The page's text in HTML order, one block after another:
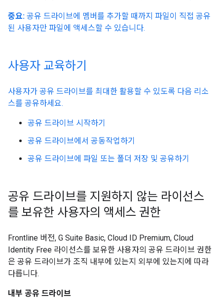
중요: 공유 드라이브에 멤버를 추가할 때까지 파일이 직접 공유
된 사용자만 파일에 액세스할 수 있습니다.
사용자 교육하기
사용자가 공유 드라이브를 최대한 활용할 수 있도록 다음 리소
스를 공유하세요.
공유 드라이브 시작하기
공유 드라이브에서 공동작업하기
공유 드라이브에 파일 또는 폴더 저장 및 공유하기
공유 드라이브를 지원하지 않는 라이선스
를 보유한 사용자의 액세스 권한
Frontline 버전, G Suite Basic, Cloud ID Premium, Cloud
Identity Free 라이선스를 보유한 사용자의 공유 드라이브 권한
은 공유 드라이브가 조직 내부에 있는지 외부에 있는지에 따라
다릅니다.
내부 공유 드라이브